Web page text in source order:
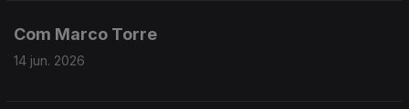
Com Marco Torre
14 jun. 2026